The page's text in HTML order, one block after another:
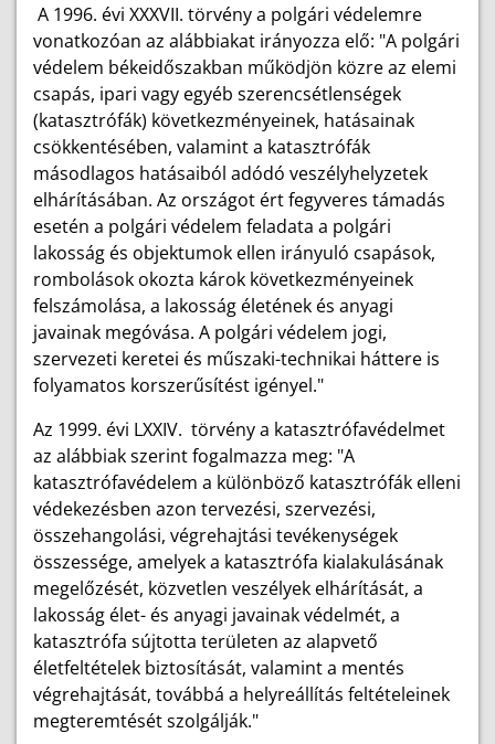
A 1996. évi XXXVII. törvény a polgári védelemre
vonatkozóan az alábbiakat irányozza elő: "A polgári
védelem békeidőszakban működjön közre az elemi
csapás, ipari vagy egyéb szerencsétlenségek
(katasztrófák) következményeinek, hatásainak
csökkentésében, valamint a katasztrófák
másodlagos hatásaiból adódó veszélyhelyzetek
elhárításában. Az országot ért fegyveres támadás
esetén a polgári védelem feladata a polgári
lakosság és objektumok ellen irányuló csapások,
rombolások okozta károk következményeinek
felszámolása, a lakosság életének és anyagi
javainak megóvása. A polgári védelem jogi,
szervezeti keretei és műszaki-technikai háttere is
folyamatos korszerűsítést igényel."
Az 1999. évi LXXIV. törvény a katasztrófavédelmet
az alábbiak szerint fogalmazza meg: "A
katasztrófavédelem a különböző katasztrófák elleni
védekezésben azon tervezési, szervezési,
összehangolási, végrehajtási tevékenységek
összessége, amelyek a katasztrófa kialakulásának
megelőzését, közvetlen veszélyek elhárítását, a
lakosság élet- és anyagi javainak védelmét, a
katasztrófa sújtotta területen az alapvető
életfeltételek biztosítását, valamint a mentés
végrehajtását, továbbá a helyreállítás feltételeinek
megteremtését szolgálják."